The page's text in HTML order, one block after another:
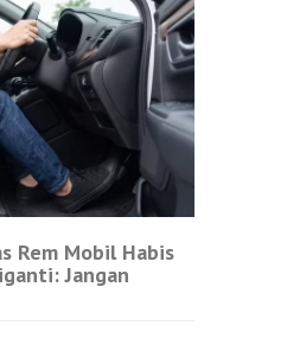
Rem Mobil Habis
Jangan